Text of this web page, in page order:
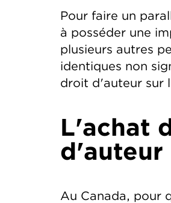
Pour faire un
à posséder une
plusieurs autres
identiques non
droit d'auteur sur
L'achat
Au Canada, pour